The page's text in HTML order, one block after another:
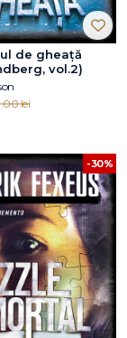
de gheață
vol.2)
lei
-30%